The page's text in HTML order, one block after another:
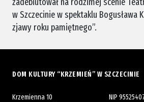
w Szczecinie w spektaklu Bogusława
zjawy roku pamiętnego”.
DOM KULTURY “KRZEMIEŃ” W SZCZECINIE
Krzemienna 10
NIP